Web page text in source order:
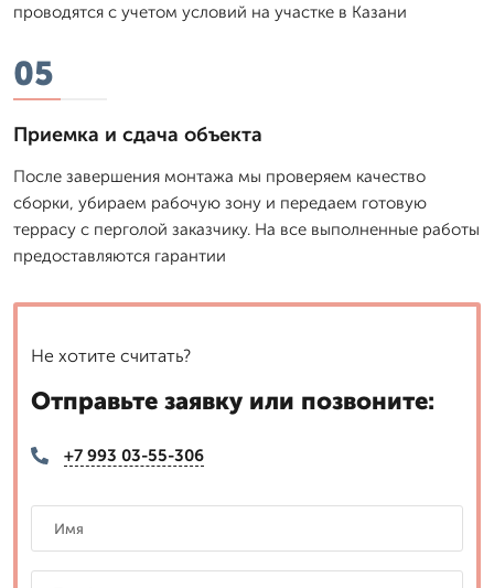
проводятся с учетом условий на участке в Казани
05
Приемка и сдача объекта
После завершения монтажа мы проверяем качество
сборки, убираем рабочую зону и передаем готовую
террасу с перголой заказчику. На все выполненные работы
предоставляются гарантии
Не хотите считать?
Отправьте заявку или позвоните:
+7 993 03-55-306